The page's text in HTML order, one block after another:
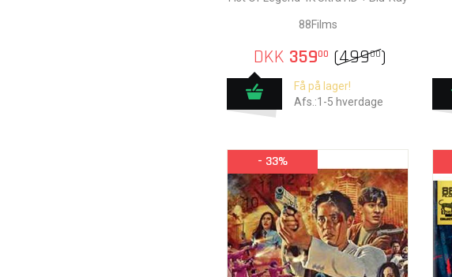
88Films
DKK 35900 (49900)
Få på lager!
Afs.:1-5 hverdage
- 33%